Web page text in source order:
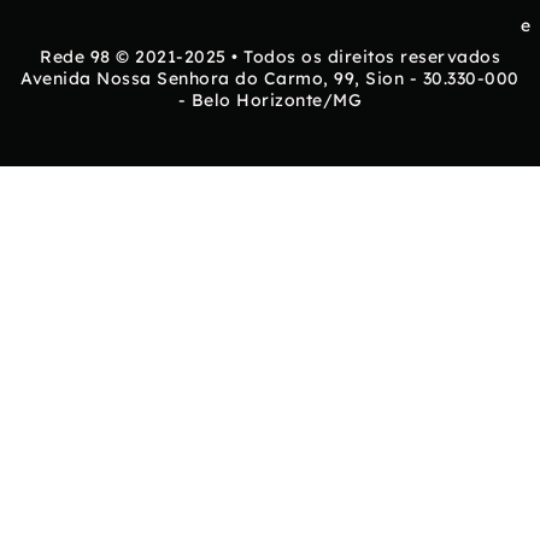
e
Rede 98 © 2021-2025 • Todos os direitos reservados
Avenida Nossa Senhora do Carmo, 99, Sion - 30.330-000
- Belo Horizonte/MG